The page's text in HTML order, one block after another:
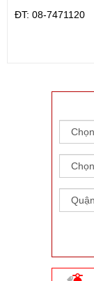
ÐT: 08-7471120